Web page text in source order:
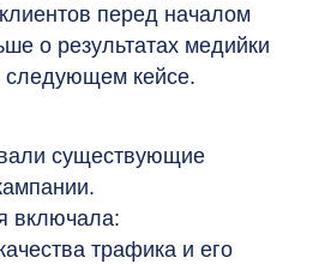
перед началом
о результатах медийки
следующем кейсе.
существующие
включала:
трафика и его